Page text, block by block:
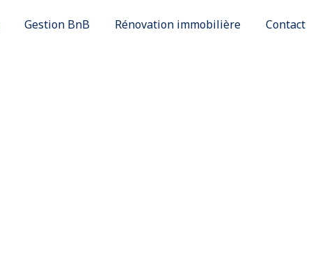
Gestion BnB Rénovation immobilière Contact